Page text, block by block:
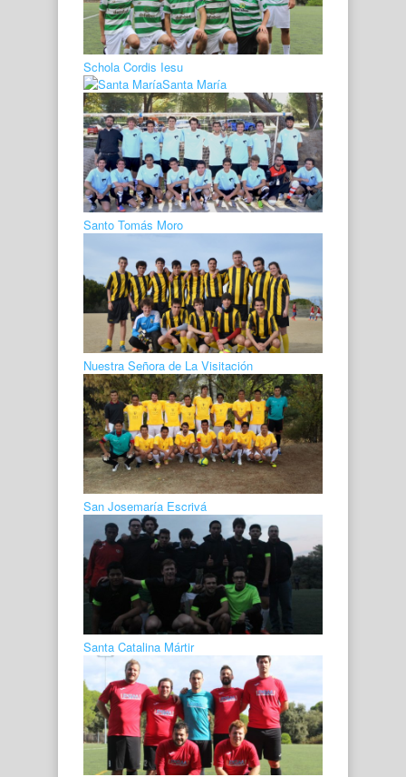
Schola Cordis Iesu
Santa María
Santo Tomás Moro
Nuestra Señora de La Visitación
San Josemaría Escrivá
Santa Catalina Mártir